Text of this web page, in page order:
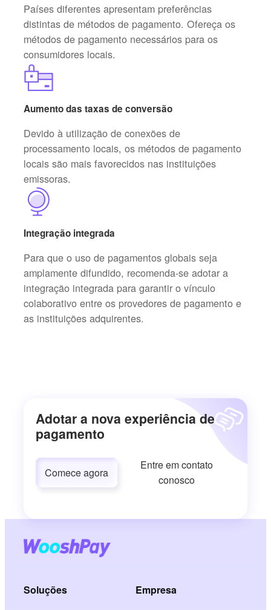
Países diferentes apresentam preferências
distintas de métodos de pagamento. Ofereça os
métodos de pagamento necessários para os
consumidores locais.
Aumento das taxas de conversão
Devido à utilização de conexões de
processamento locais, os métodos de pagamento
locais são mais favorecidos nas instituições
emissoras.
Integração integrada
Para que o uso de pagamentos globais seja
amplamente difundido, recomenda-se adotar a
integração integrada para garantir o vínculo
colaborativo entre os provedores de pagamento e
as instituições adquirentes.
Adotar a nova experiência de
pagamento
Comece agora
Entre em contato
conosco
Soluções Empresa